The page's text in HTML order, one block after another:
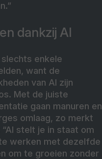
dankzij AI
slechts enkele
want de
van AI zijn
Met de juiste
gaan manuren en
omlaag, zo merkt
“AI stelt je in staat om
werken met dezelfde
om te groeien zonder